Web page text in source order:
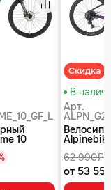
Сравнение
10
Скидка
В
Арт.
62 990₽
от 53